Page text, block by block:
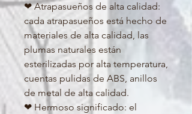
❤ Atrapasueños de alta calidad:
cada atrapasueños está hecho de
materiales de alta calidad, las
plumas naturales están
esterilizadas por alta temperatura,
cuentas pulidas de ABS, anillos
de metal de alta calidad.
❤ Hermoso significado: el